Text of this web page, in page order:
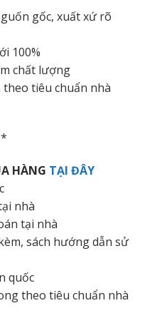
gốc, xuất xứ rõ
100%
chất lượng
tiêu chuẩn nhà
HÀNG TẠI ĐÂY
nhà
tại nhà
sách hướng dẫn sử
quốc
theo tiêu chuẩn nhà